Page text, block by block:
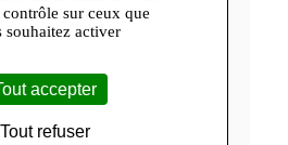
:
contractuelles. Elles
légèrement la couleur ou
de la collection Krazy-
sur ceux que
souhaitez activer
accepter
Tout refuser